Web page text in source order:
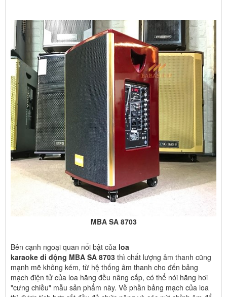
MBA SA 8703
Bên cạnh ngoại quan nổi bật của loa
karaoke di động MBA SA 8703 thì chất lượng âm thanh cũng
mạnh mẽ không kém, từ hệ thống âm thanh cho đến bảng
mạch điện tử của loa hãng đều nâng cấp, có thể nói hãng hơi
"cưng chiều" mẫu sản phẩm này. Về phần bảng mạch của loa